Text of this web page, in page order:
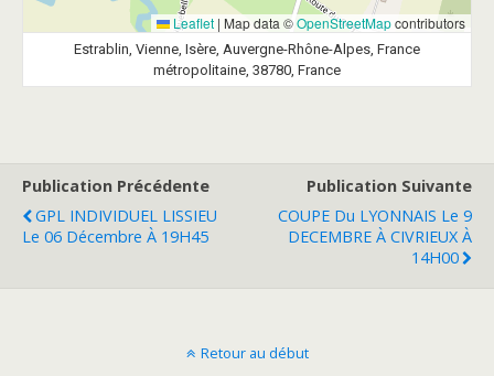
Leaflet | Map data ©OpenStreetMapcontributors
Estrablin, Vienne, Isère, Auvergne-Rhône-Alpes, France
métropolitaine, 38780, France
Publication Précédente
GPL INDIVIDUEL LISSIEU
Le 06 Décembre À 19H45
Publication Suivante
COUPE Du LYONNAIS Le 9
DECEMBRE À CIVRIEUX À
14H00
Retour au début